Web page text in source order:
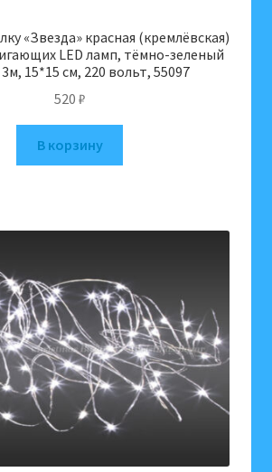
«Звезда» красная (кремлёвская)
LED ламп, тёмно-зеленый
15*15 см, 220 вольт, 55097
520 ₽
В корзину